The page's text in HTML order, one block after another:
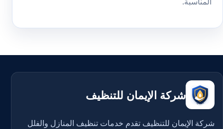
شركة الإيمان للتنظيف
شركة الإيمان للتنظيف تقدم خدمات تنظيف المنازل والفلل